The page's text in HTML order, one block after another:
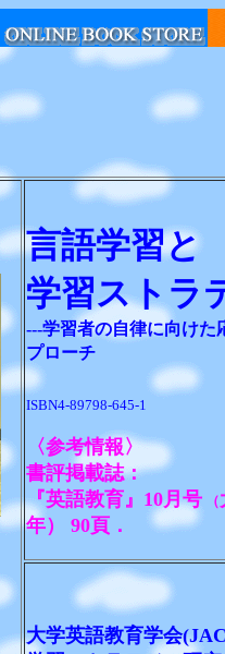
言語学習と
学習ストラ
---学習者の自律に向けた
プローチ
ISBN4-89798-645-1
〈参考情報〉
書評掲載誌：
『英語教育』10月号 （
年） 90頁．
大学英語教育学会